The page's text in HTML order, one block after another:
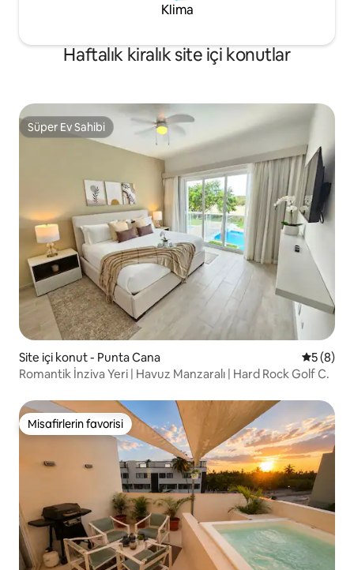
Klima
Haftalık kiralık site içi konutlar
Süper Ev Sahibi
Süper Ev Sahibi
Site içi konut - Punta Cana 55 (8)
Romantik İnziva Yeri | Havuz Manzaralı | Hard Rock Golf C.
Misafirlerin favorisi
Misafirlerin favorisi